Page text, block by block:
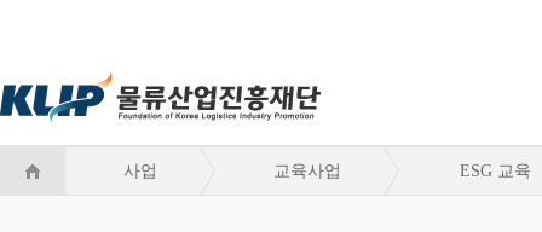
사업 교육사업 ESG 교육